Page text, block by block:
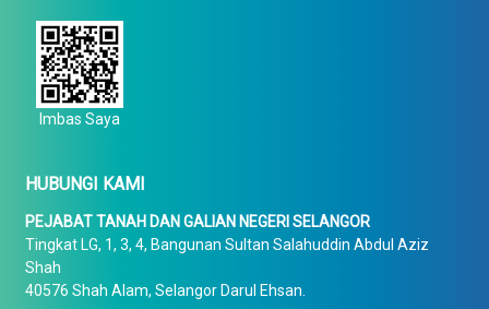
Imbas Saya
HUBUNGI KAMI
PEJABAT TANAH DAN GALIAN NEGERI SELANGOR
Tingkat LG, 1, 3, 4, Bangunan Sultan Salahuddin Abdul Aziz
Shah
40576 Shah Alam, Selangor Darul Ehsan.